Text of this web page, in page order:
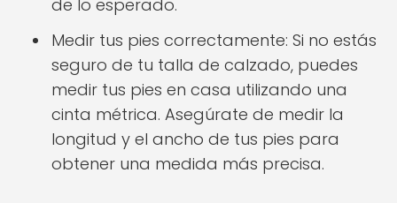
de lo esperado.
Medir tus pies correctamente: Si no estás
seguro de tu talla de calzado, puedes
medir tus pies en casa utilizando una
cinta métrica. Asegúrate de medir la
longitud y el ancho de tus pies para
obtener una medida más precisa.